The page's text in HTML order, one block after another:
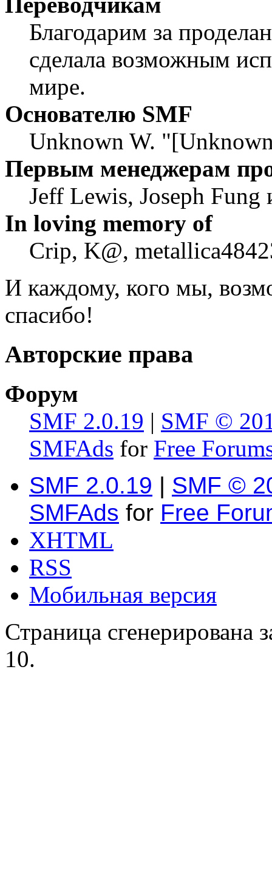
Благодарим за
сделала возможным
мире.
Основателю SMF
Unknown W.
Первым менеджерам
Jeff Lewis, Joseph
In loving memory of
Crip, K@,
И каждому, кого мы,
спасибо!
Авторские права
Форум
SMF 2.0.19 | SMF ©
SMFAds for Free
SMF 2.0.19 | SMF ©
SMFAds for Free
XHTML
RSS
Мобильная версия
Страница сгенерирована
10.